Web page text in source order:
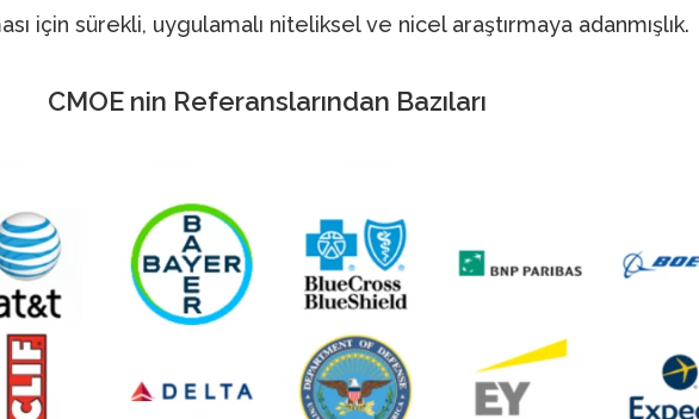
için sürekli, uygulamalı niteliksel ve nicel araştırmaya adanmışlık.
CMOE nin Referanslarından Bazıları